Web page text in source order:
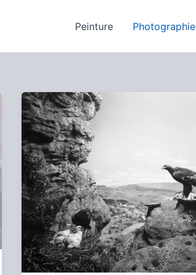
Peinture Photographie